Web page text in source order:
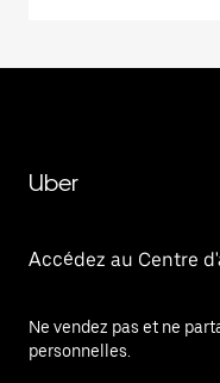
Uber
Accédez au Centre
Ne vendez pas et ne
personnelles.